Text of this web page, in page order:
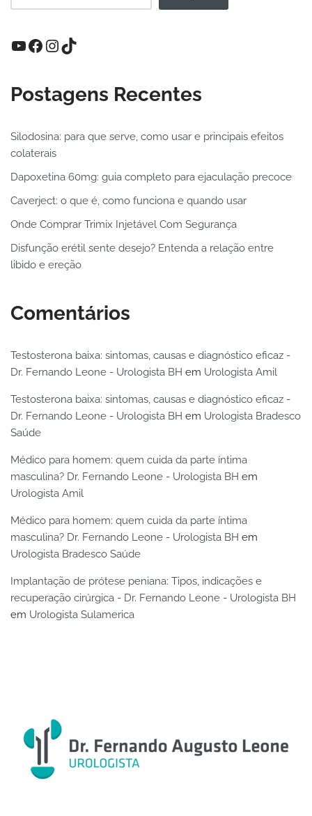
Postagens Recentes
Silodosina: para que serve, como usar e principais efeitos
colaterais
Dapoxetina 60mg: guia completo para ejaculação precoce
Caverject: o que é, como funciona e quando usar
Onde Comprar Trimix Injetável Com Segurança
Disfunção erétil sente desejo? Entenda a relação entre
libido e ereção
Comentários
Testosterona baixa: sintomas, causas e diagnóstico eficaz -
Dr. Fernando Leone - Urologista BH em Urologista Amil
Testosterona baixa: sintomas, causas e diagnóstico eficaz -
Dr. Fernando Leone - Urologista BH em Urologista Bradesco
Saúde
Médico para homem: quem cuida da parte íntima
masculina? Dr. Fernando Leone - Urologista BH em
Urologista Amil
Médico para homem: quem cuida da parte íntima
masculina? Dr. Fernando Leone - Urologista BH em
Urologista Bradesco Saúde
Implantação de prótese peniana: Tipos, indicações e
recuperação cirúrgica - Dr. Fernando Leone - Urologista BH
em Urologista Sulamerica